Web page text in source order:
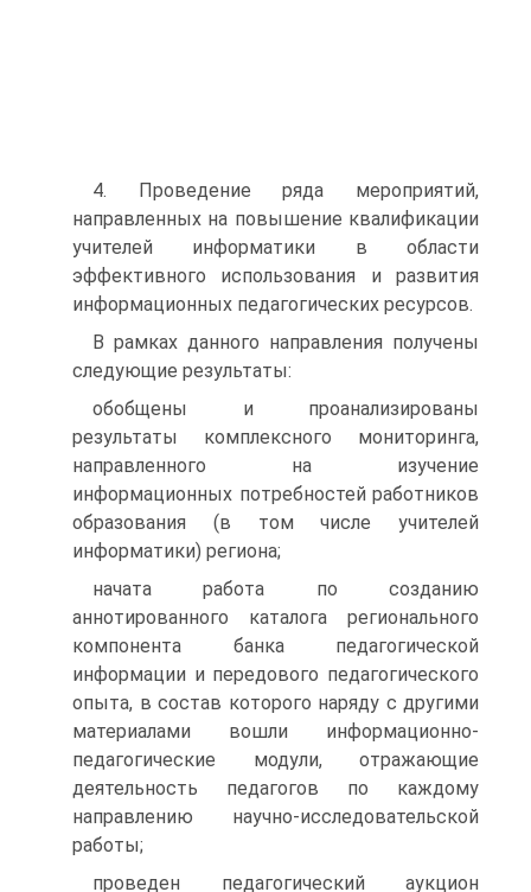
4. Проведение ряда мероприятий,
направленных на повышение квалификации
учителей информатики в области
эффективного использования и развития
информационных педагогических ресурсов.
В рамках данного направления получены
следующие результаты:
обобщены и проанализированы
результаты комплексного мониторинга,
направленного на изучение
информационных потребностей работников
образования (в том числе учителей
информатики) региона;
начата работа по созданию
аннотированного каталога регионального
компонента банка педагогической
информации и передового педагогического
опыта, в состав которого наряду с другими
материалами вошли информационно-
педагогические модули, отражающие
деятельность педагогов по каждому
направлению научно-исследовательской
работы;
проведен педагогический аукцион